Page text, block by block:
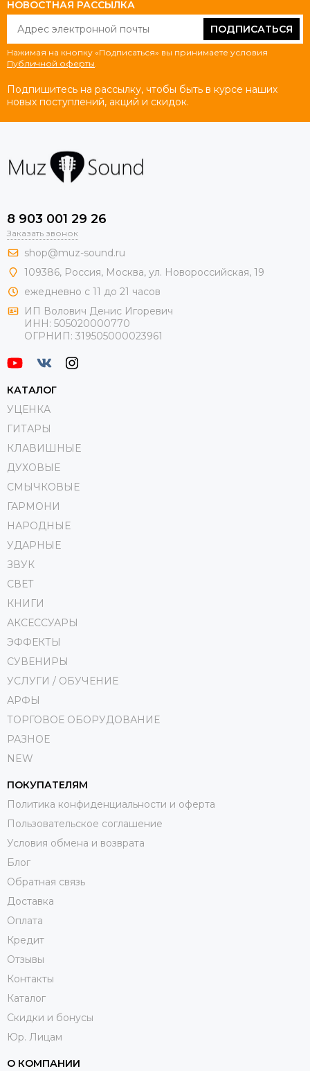
НОВОСТНАЯ РАССЫЛКА
ПОДПИСАТЬСЯ
Нажимая на кнопку «Подписаться» вы принимаете условия
Публичной оферты
Подпишитесь на рассылку, чтобы быть в курсе наших
новых поступлений, акций и скидок.
8 903 001 29 26
Заказать звонок
shop@muz-sound.ru
109386, Россия, Москва, ул. Новороссийская, 19
ежедневно с 11 до 21 часов
ИП Волович Денис Игоревич
ИНН: 505020000770
ОГРНИП: 319505000023961
КАТАЛОГ
УЦЕНКА
ГИТАРЫ
КЛАВИШНЫЕ
ДУХОВЫЕ
СМЫЧКОВЫЕ
ГАРМОНИ
НАРОДНЫЕ
УДАРНЫЕ
ЗВУК
СВЕТ
КНИГИ
АКСЕССУАРЫ
ЭФФЕКТЫ
СУВЕНИРЫ
УСЛУГИ / ОБУЧЕНИЕ
АРФЫ
ТОРГОВОЕ ОБОРУДОВАНИЕ
РАЗНОЕ
NEW
ПОКУПАТЕЛЯМ
Политика конфиденциальности и оферта
Пользовательское соглашение
Условия обмена и возврата
Блог
Обратная связь
Доставка
Оплата
Кредит
Отзывы
Контакты
Каталог
Скидки и бонусы
Юр. Лицам
О КОМПАНИИ